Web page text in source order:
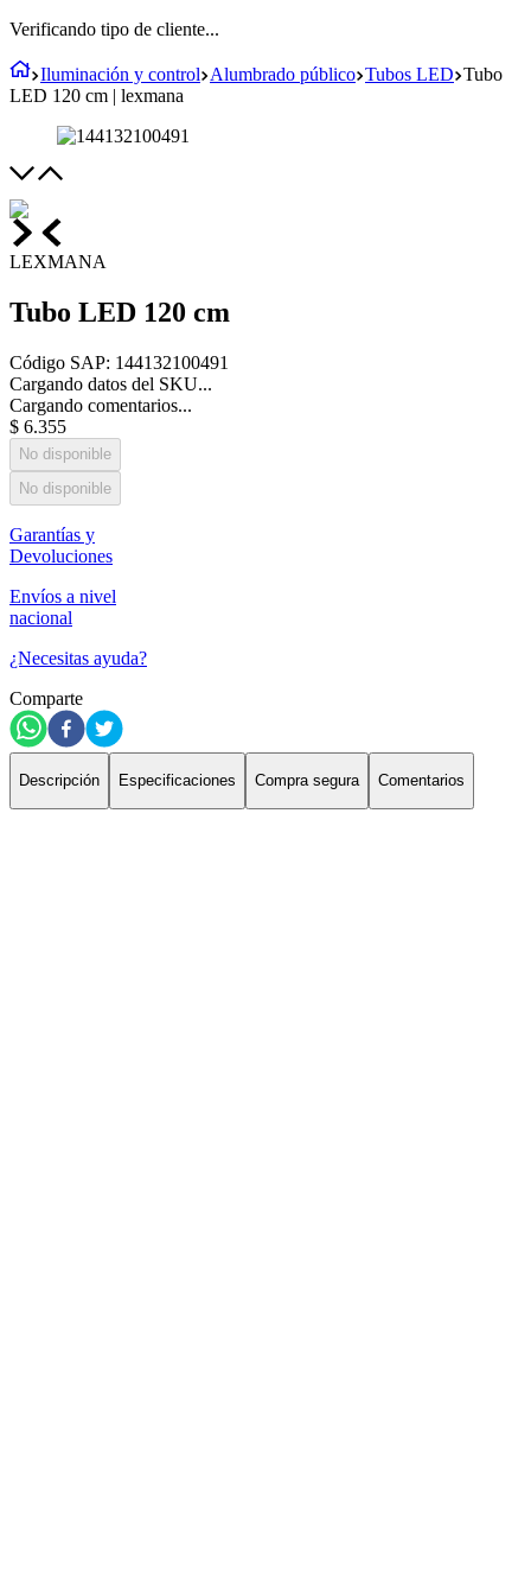
Verificando tipo de cliente...
Iluminación y control Alumbrado público Tubos LED Tubo
LED 120 cm | lexmana
LEXMANA
Tubo LED 120 cm
Código SAP: 144132100491
Cargando datos del SKU...
Cargando comentarios...
$ 6.355
No disponible
No disponible
Garantías y
Devoluciones
Envíos a nivel
nacional
¿Necesitas ayuda?
Comparte
Descripción Especificaciones Compra segura Comentarios